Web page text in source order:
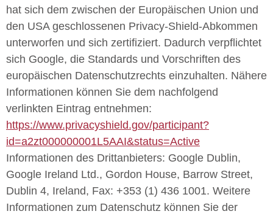
hat sich dem zwischen der Europäischen Union und
den USA geschlossenen Privacy-Shield-Abkommen
unterworfen und sich zertifiziert. Dadurch verpflichtet
sich Google, die Standards und Vorschriften des
europäischen Datenschutzrechts einzuhalten. Nähere
Informationen können Sie dem nachfolgend
verlinkten Eintrag entnehmen:
https://www.privacyshield.gov/participant?
id=a2zt000000001L5AAI&status=Active
Informationen des Drittanbieters: Google Dublin,
Google Ireland Ltd., Gordon House, Barrow Street,
Dublin 4, Ireland, Fax: +353 (1) 436 1001. Weitere
Informationen zum Datenschutz können Sie der